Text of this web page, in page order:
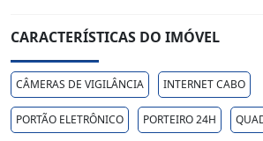
CARACTERÍSTICAS DO IMÓVEL
CÂMERAS DE VIGILÂNCIA INTERNET CABO
PORTÃO ELETRÔNICO PORTEIRO 24H